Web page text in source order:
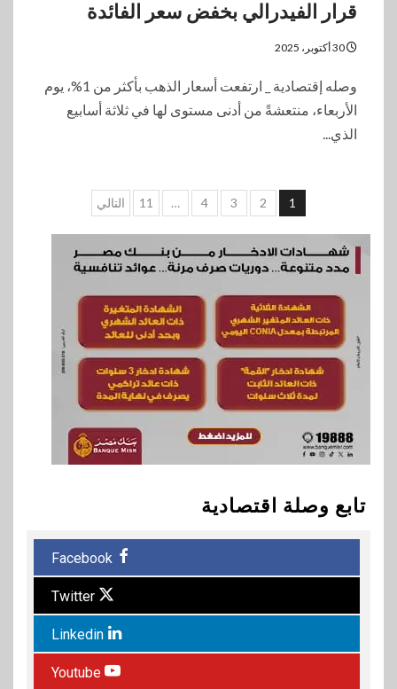
قرار الفيدرالي بخفض سعر الفائدة
وصله إقتصادية _ ارتفعت أسعار الذهب بأكثر من 1%، يوم
الأربعاء، منتعشةً من أدنى مستوى لها في ثلاثة أسابيع
الذي...
تعدد
صفحات
المقالات
1
2
3
4
…
11 التالي
تابع وصلة اقتصادية
Facebook
Twitter
Linkedin
Youtube